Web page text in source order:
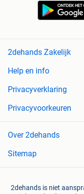
2dehands Zakelijk
Help en info
Privacyverklaring
Privacyvoorkeuren
Over 2dehands
Sitemap
2dehands is niet